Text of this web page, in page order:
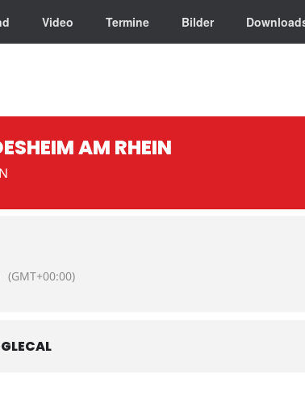
Video Termine Bilder
AM RHEIN
(GMT+00:00)